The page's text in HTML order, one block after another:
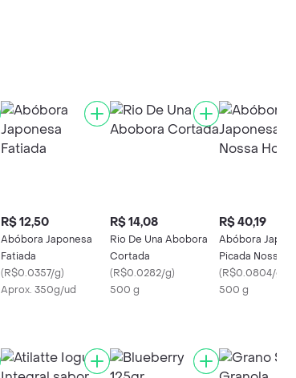
R$ 12,50
Abóbora Japonesa
Fatiada
(R$0.0357/g)
Aprox. 350g/ud
R$ 14,08
Rio De Una Abobora
Cortada
(R$0.0282/g)
500 g
R$ 40,19
Abóbora
Picada Nossa
(R$0.0804/g
500 g